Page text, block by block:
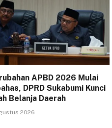
APBD 2026 Mulai
DPRD Sukabumi Kunci
Belanja Daerah
2026